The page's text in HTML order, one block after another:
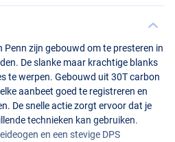
Penn zijn gebouwd om te presteren in
De slanke maar krachtige blanks
te werpen. Gebouwd uit 30T carbon
aanbeet goed te registreren en
De snelle actie zorgt ervoor dat je
technieken kan gebruiken.
en een stevige DPS